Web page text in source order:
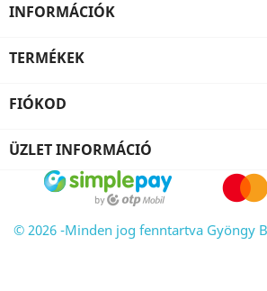
INFORMÁCIÓK
TERMÉKEK
FIÓKOD
ÜZLET INFORMÁCIÓ
© 2026 -Minden jog fenntartva Gyöngy